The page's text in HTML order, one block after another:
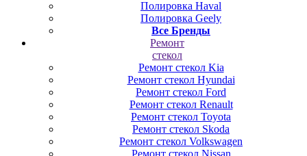
Полировка Haval
Полировка Geely
Все Бренды
Ремонт
стекол
Ремонт стекол Kia
Ремонт стекол Hyundai
Ремонт стекол Ford
Ремонт стекол Renault
Ремонт стекол Toyota
Ремонт стекол Skoda
Ремонт стекол Volkswagen
Ремонт стекол Nissan